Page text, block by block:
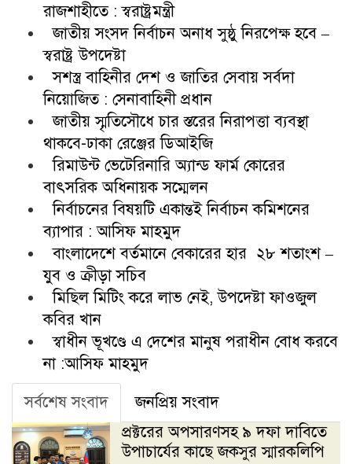
রাজশাহীতে : স্বরাষ্ট্রমন্ত্রী
জাতীয় সংসদ নির্বাচন অনাধ সুষ্ঠু নিরপেক্ষ হবে –
স্বরাষ্ট্র উপদেষ্টা
সশস্ত্র বাহিনীর দেশ ও জাতির সেবায় সর্বদা
নিয়োজিত : সেনাবাহিনী প্রধান
জাতীয় স্মৃতিসৌধে চার স্তরের নিরাপত্তা ব্যবস্থা
থাকবে-ঢাকা রেঞ্জের ডিআইজি
রিমাউন্ট ভেটেরিনারি অ্যান্ড ফার্ম কোরের
বাৎসরিক অধিনায়ক সম্মেলন
নির্বাচনের বিষয়টি একান্তই নির্বাচন কমিশনের
ব্যাপার : আসিফ মাহমুদ
বাংলাদেশে বর্তমানে বেকারের হার ২৮ শতাংশ –
যুব ও ক্রীড়া সচিব
মিছিল মিটিং করে লাভ নেই, উপদেষ্টা ফাওজুল
কবির খান
স্বাধীন ভূখণ্ডে এ দেশের মানুষ পরাধীন বোধ করবে
না :আসিফ মাহমুদ
সর্বশেষ সংবাদ
জনপ্রিয় সংবাদ
প্রক্টরের অপসারণসহ ৯ দফা দাবিতে
উপাচার্যের কাছে জকসুর স্মারকলিপি